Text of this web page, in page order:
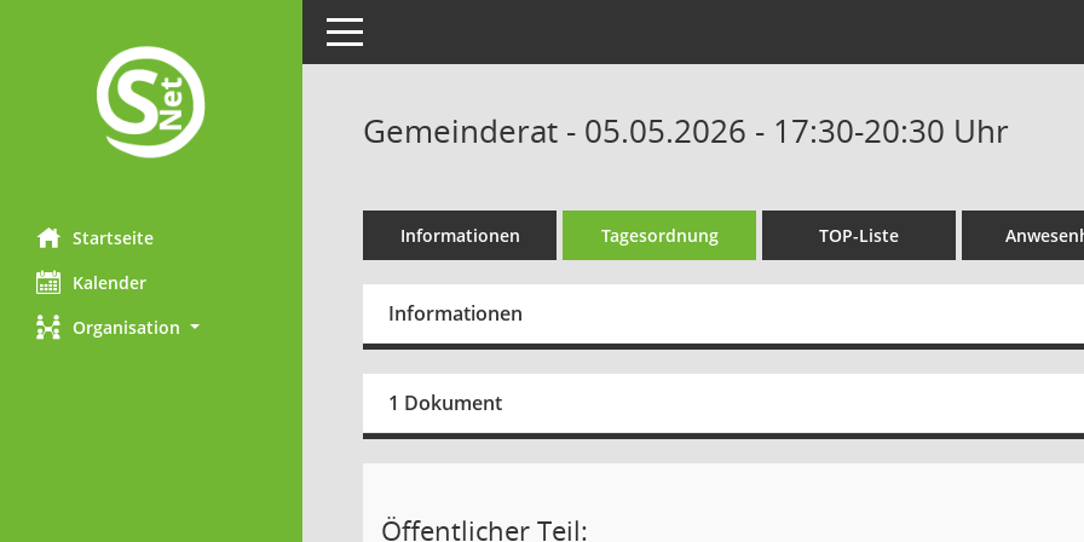
Startseite
Kalender
Organisation
Toggle navigation
Gemeinderat - 05.05.2026 - 17:30-20:30 Uhr
Informationen Tagesordnung TOP-Liste
Informationen
1 Dokument
Öffentlicher Teil: